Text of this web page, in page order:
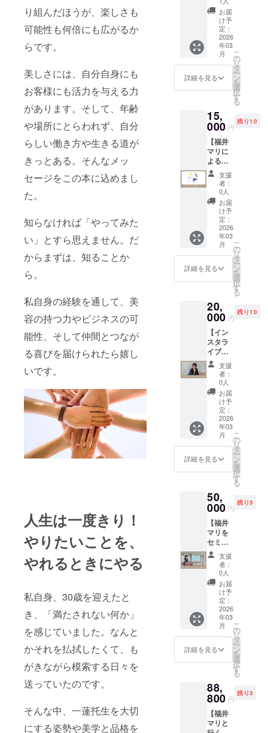
り組んだほうが、楽しさも
可能性も何倍にも広がるか
らです。
美しさには、自分自身にも
お客様にも活力を与える力
があります。そして、年齢
や場所にとらわれず、自分
らしい働き方や生きる道が
きっとある。そんなメッ
セージをこの本に込めまし
た。
知らなければ「やってみた
い」とすら思えません。だ
からまずは、知ることか
ら。
私自身の経験を通して、美
容の持つ力やビジネスの可
能性、そして仲間とつなが
る喜びを届けられたら嬉し
いです。
人生は一度きり！
やりたいことを、
やれるときにやる
私自身、30歳を迎えたと
き、「満たされない何か」
を感じていました。なんと
かそれを払拭したくて、も
がきながら模索する日々を
送っていたのです。
そんな中、一蓮托生を大切
にする姿勢や美学と品格を
量を手
に取
り、よ
く泡立
ててか
ら頭皮
をマッ
するよ
うに洗
分にす
すぎま
す。 ⚪︎
使用上
の注意:
目に入
らない
ように
ご注意
くださ
い。 頭
皮に傷
や湿疹
などの
異常が
合は、
使用し
い。 使
用中や
使用後
に刺激
などの
異常が
現れた
場合
は、使
用を中
止し、
皮膚科
専門医
にご相
談くだ
高温多
湿や直
を避
け、冷
暗所に
保管し
てくだ
さい。
開封後
は早め
に使い
切るよ
うにし
てくだ
さい。
と心を
結ぶ存
在であ
りたい
という
願いが
込めら
れてい
じて、
あなた
と新た
な素敵
なご縁
が生ま
れます
よう
に。 ※
使用方
法、お
よび使
用上の
注意事
項は以
シャン
プー: 髪
し、適
量を手
に取
り、よ
く泡立
ててか
ら頭皮
をマッ
サージ
するよ
うに洗
い、そ
の後十
分にす
すぎま
リンス:
シャン
した
後、適
量を髪
全体に
なじま
せ、数
分置い
てから
すすぎ
ます。
⚪︎使用
上の注
意: 目に
入らな
いよう
意くだ
さい。
傷や湿
疹など
の異常
がある
場合
は、使
で
やその
他の送
付はあ
りませ
ん） ※
このリ
ターン
は「福
援の気
持
ち！」
11000
円のリ
ターン
と同じ
内容に
なりま
す。
にかく
福井マ
リを応
援して
くださ
るとい
う方は
こちら
のリ
ターン
びくだ
さい。
お礼の
メッ
セージ
をお送
りしま
す ！
（書籍
やその
他の送
付はあ
りませ
ん） ※
このリ
ターン
は「福
援の気
持
ち！」
5500円
のリ
ターン
と同じ
内容に
なりま
す。
お届
け予
定：
2026
年03
月
詳細を見る
こ
の
リ
タ
ー
ン
を
選
択
す
る
15,
000 円
残り10
【福井
マリに
よる美
容師向
けオン
ライン
コンサ
ル（60
分）】
美容師
として
の経験
と知見
を活か
し、
SNS・
アの活
用法か
らブラ
ンディ
ング、
マーケ
ティン
グま
で、美
容業界
に特化
した集
客のノ
ウハウ
をお伝
えしま
す。
ない」
「SNS
を活用
したい
けど、
どうす
ればい
いかわ
からな
い」そ
んな方
におす
すめ
の、実
践的か
つ現場
に即し
てマン
ツーマ
ンで実
施しま
すの
支援
者：
0人
お届
け予
定：
2026
年03
月
詳細を見る
こ
の
リ
タ
ー
ン
を
選
択
す
る
20,
000 円
残り10
【イン
スタラ
イブで
福井マ
リと対
談でき
る権
利】 美
容師業
界や起
業につ
いてな
ど、あ
なたの
お好き
なテー
井マリ
と対談
してい
ただけ
ます。
※詳細は
メール
にて打
合せさ
せてい
ただき
ます。
※ネット
ワーク
販売や
企業イ
メージ
掲載を
お断り
させて
いただ
く場合
支援
者：
0人
お届
け予
定：
2026
年03
月
詳細を見る
こ
の
リ
タ
ー
ン
を
選
択
す
る
50,
000 円
残り5
【福井
マリを
セミ
ナーに
呼べる
券（全
国
OK！）
やブラ
ンディ
ング、
集客の
ことな
ど、美
容師さ
にリア
ルでお
話しし
ます！
内容は
支援
者：
0人
お届
け予
定：
2026
年03
月
詳細を見る
こ
の
リ
タ
ー
ン
を
選
択
す
る
88,
800 円
残り3
【福井
マリと